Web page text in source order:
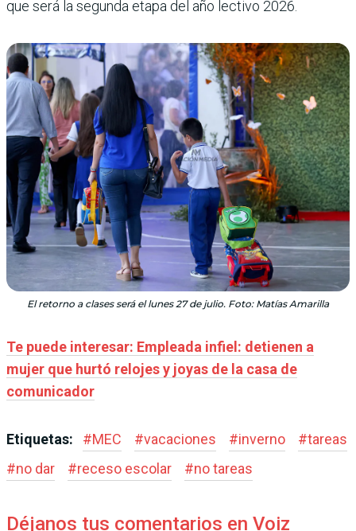
que será la segunda etapa del año lectivo 2026.
El retorno a clases será el lunes 27 de julio. Foto: Matías Amarilla
Te puede interesar: Empleada infiel: detienen a
mujer que hurtó relojes y joyas de la casa de
comunicador
Etiquetas: #MEC #vacaciones #inverno #tareas
#no dar #receso escolar #no tareas
Déjanos tus comentarios en Voiz